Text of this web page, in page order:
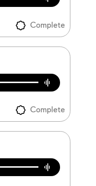
Complete
Complete